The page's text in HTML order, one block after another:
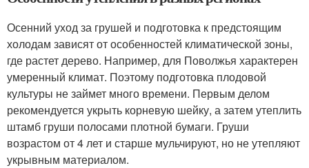
Осенний уход за грушей и подготовка к предстоящим
холодам зависят от особенностей климатической зоны,
где растет дерево. Например, для Поволжья характерен
умеренный климат. Поэтому подготовка плодовой
культуры не займет много времени. Первым делом
рекомендуется укрыть корневую шейку, а затем утеплить
штамб груши полосами плотной бумаги. Груши
возрастом от 4 лет и старше мульчируют, но не утепляют
укрывным материалом.